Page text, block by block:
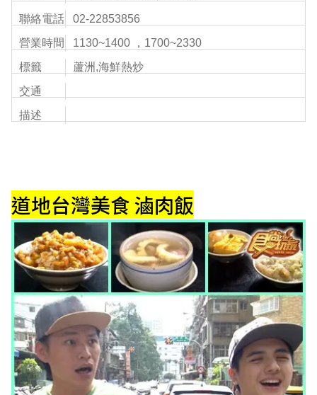
聯絡電話
02-22853856
營業時間
1130~1400 ，1700~2330
標籤
蘆洲,海鮮熱炒
交通
描述
道地台灣美食 滷肉飯